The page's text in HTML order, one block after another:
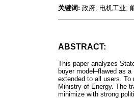
关键词: 政府; 电机工业;
ABSTRACT:
This paper analyzes
buyer model–flawed as
extended to all users. To
Ministry of Energy. The
minimize with strong